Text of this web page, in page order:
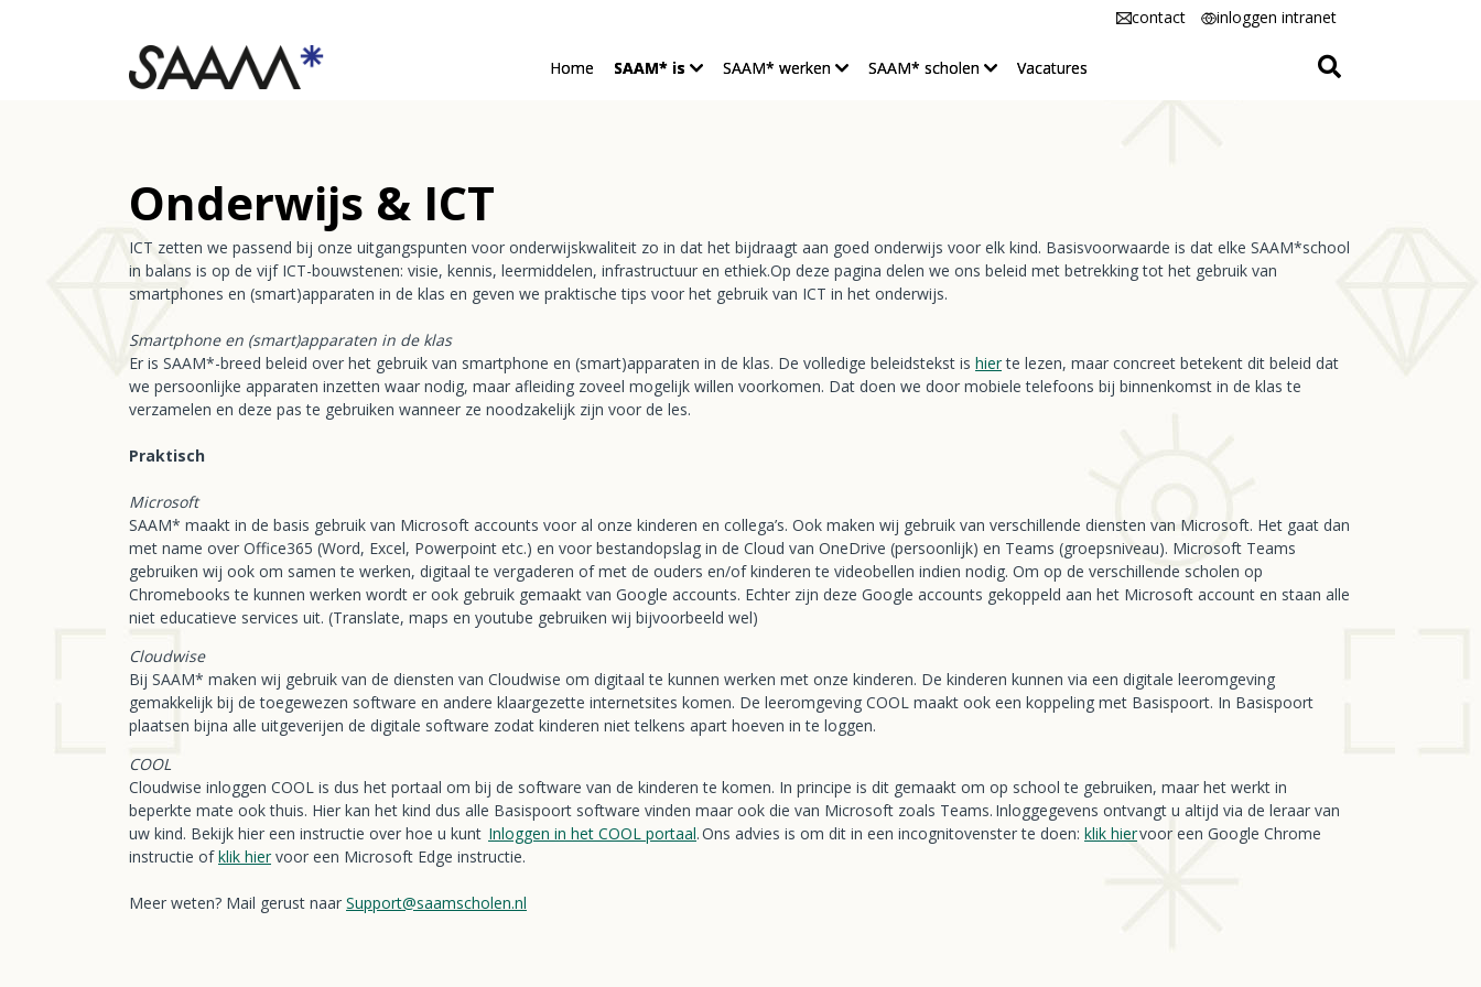
contact inloggen intranet
Home SAAM* is SAAM* werken SAAM* scholen Vacatures
Onderwijs & ICT
ICT zetten we passend bij onze uitgangspunten voor onderwijskwaliteit zo in dat het bijdraagt aan goed onderwijs voor elk kind. Basisvoorwaarde is dat elke SAAM*school
in balans is op de vijf ICT-bouwstenen: visie, kennis, leermiddelen, infrastructuur en ethiek.Op deze pagina delen we ons beleid met betrekking tot het gebruik van
smartphones en (smart)apparaten in de klas en geven we praktische tips voor het gebruik van ICT in het onderwijs.
Smartphone en (smart)apparaten in de klas
Er is SAAM*-breed beleid over het gebruik van smartphone en (smart)apparaten in de klas. De volledige beleidstekst is hierte lezen, maar concreet betekent dit beleid dat
we persoonlijke apparaten inzetten waar nodig, maar afleiding zoveel mogelijk willen voorkomen. Dat doen we door mobiele telefoons bij binnenkomst in de klas te
verzamelen en deze pas te gebruiken wanneer ze noodzakelijk zijn voor de les.
Praktisch
Microsoft
SAAM* maakt in de basis gebruik van Microsoft accounts voor al onze kinderen en collega’s. Ook maken wij gebruik van verschillende diensten van Microsoft. Het gaat dan
met name over Office365 (Word, Excel, Powerpoint etc.) en voor bestandopslag in de Cloud van OneDrive (persoonlijk) en Teams (groepsniveau). Microsoft Teams
gebruiken wij ook om samen te werken, digitaal te vergaderen of met de ouders en/of kinderen te videobellen indien nodig. Om op de verschillende scholen op
Chromebooks te kunnen werken wordt er ook gebruik gemaakt van Google accounts. Echter zijn deze Google accounts gekoppeld aan het Microsoft account en staan alle
niet educatieve services uit. (Translate, maps en youtube gebruiken wij bijvoorbeeld wel)
Cloudwise
Bij SAAM* maken wij gebruik van de diensten van Cloudwise om digitaal te kunnen werken met onze kinderen. De kinderen kunnen via een digitale leeromgeving
gemakkelijk bij de toegewezen software en andere klaargezette internetsites komen. De leeromgeving COOL maakt ook een koppeling met Basispoort. In Basispoort
plaatsen bijna alle uitgeverijen de digitale software zodat kinderen niet telkens apart hoeven in te loggen.
COOL
Cloudwise inloggen COOL is dus het portaal om bij de software van de kinderen te komen. In principe is dit gemaakt om op school te gebruiken, maar het werkt in
beperkte mate ook thuis. Hier kan het kind dus alle Basispoort software vinden maar ook die van Microsoft zoals Teams. Inloggegevens ontvangt u altijd via de leraar van
uw kind. Bekijk hier een instructie over hoe u kunt Inloggen in het COOL portaal. Ons advies is om dit in een incognitovenster te doen: klik hiervoor een Google Chrome
instructie ofklik hiervoor een Microsoft Edge instructie.
Meer weten? Mail gerust naar Support@saamscholen.nl